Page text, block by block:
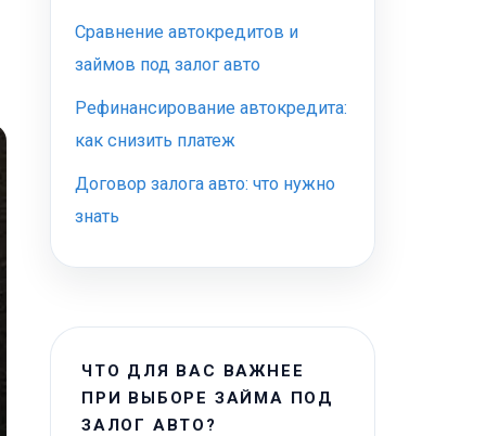
Сравнение автокредитов и
займов под залог авто
Рефинансирование автокредита:
как снизить платеж
Договор залога авто: что нужно
знать
ЧТО ДЛЯ ВАС ВАЖНЕЕ
ПРИ ВЫБОРЕ ЗАЙМА ПОД
ЗАЛОГ АВТО?